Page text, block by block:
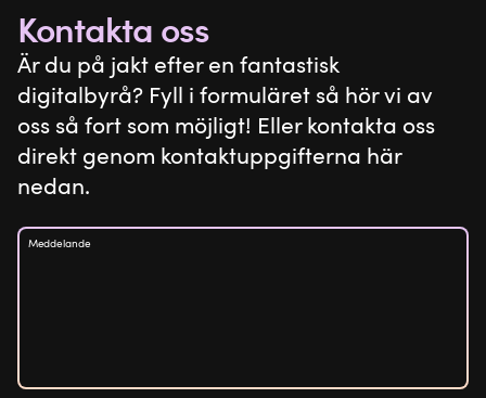
implementera Rek.ai, en
tjänst som hjälper oss att
förbättra
användarupplevelsen
genom personalisering.
affärsmål.
Kontakta oss
Är du på jakt efter en fantastisk
digitalbyrå? Fyll i formuläret så hör vi av
oss så fort som möjligt! Eller kontakta oss
direkt genom kontaktuppgifterna här
nedan.
Meddelande